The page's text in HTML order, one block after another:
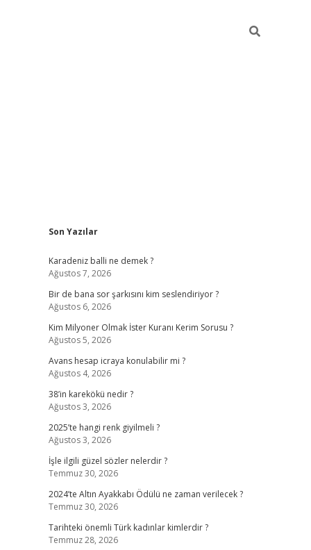
Sidebar
Son Yazılar
Karadeniz balli ne demek ?
Ağustos 7, 2026
Bir de bana sor şarkısını kim seslendiriyor ?
Ağustos 6, 2026
Kim Milyoner Olmak İster Kuranı Kerim Sorusu ?
Ağustos 5, 2026
Avans hesap icraya konulabilir mi ?
Ağustos 4, 2026
38’in karekökü nedir ?
Ağustos 3, 2026
2025’te hangi renk giyilmeli ?
Ağustos 3, 2026
İşle ilgili güzel sözler nelerdir ?
Temmuz 30, 2026
2024’te Altın Ayakkabı Ödülü ne zaman verilecek ?
Temmuz 30, 2026
Tarihteki önemli Türk kadınlar kimlerdir ?
Temmuz 28, 2026
https://hiltonbet-giris.com/